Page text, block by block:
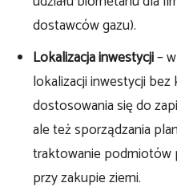
dostawców gazu).
Lokalizacja inwestycji–
lokalizacji inwestycji
dostosowania się do
ale też sporządzania
traktowanie podmiotów
przy zakupie ziemi.